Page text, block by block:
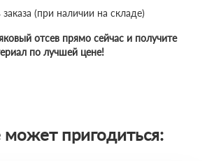
(при наличии на складе)
отсев прямо сейчас и получите
по лучшей цене!
пригодиться: